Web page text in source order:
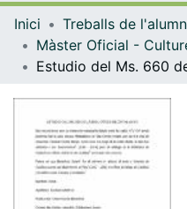
Inici
Treballs de